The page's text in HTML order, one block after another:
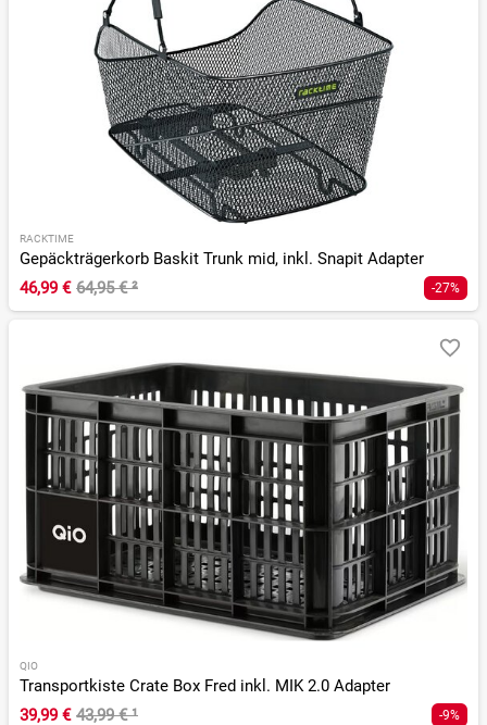
RACKTIME
Gepäckträgerkorb Baskit Trunk mid, inkl. Snapit Adapter
46,99 € 64,95 €² -27%
QIO
Transportkiste Crate Box Fred inkl. MIK 2.0 Adapter
39,99 € 43,99 €¹ -9%